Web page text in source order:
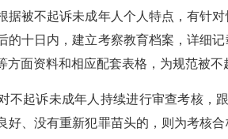
据被不起诉未成年人个人特点，有针
的十日内，建立考察教育档案，详细
方面资料和相应配套表格，为规范被
不起诉未成年人持续进行审查考核，
好、没有重新犯罪苗头的，则为考核